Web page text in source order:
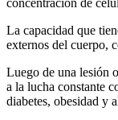
concentración de
La capacidad que
externos del cuerpo,
Luego de una lesión
a la lucha constante
diabetes, obesidad y